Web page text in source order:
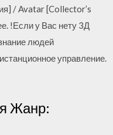
/ Avatar [Collector’s
!Если у Вас нету 3Д
людей
управление.
Жанр: